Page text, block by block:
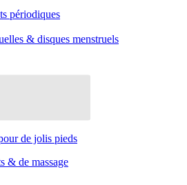
périodiques
& disques menstruels
de jolis pieds
& de massage